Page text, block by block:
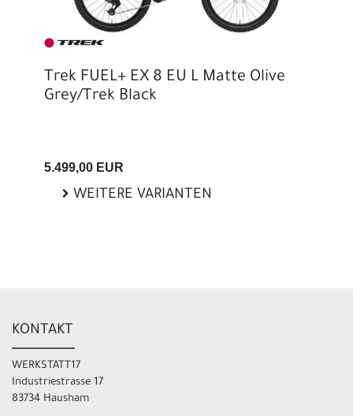
Trek FUEL+ EX 8 EU L Matte Olive
Grey/Trek Black
5.499,00 EUR
WEITERE VARIANTEN
KONTAKT
WERKSTATT17
Industriestrasse 17
83734 Hausham